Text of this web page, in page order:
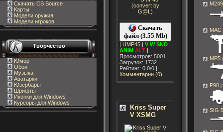
Скачать CS Source
Карты
Модели оружия
Модели игроков
Творчество
Юмор
Обои
Музыка
Аватарки
Юзербары
Шрифты
Иконки для Windows
Курсоры для Windows
Скачать
файл (3.55 Mb)
| UMP45 | V W SND
ANIM ALT |
Просмотров: 5001 |
Загрузок: 1732 |
Рейтинг: 0.0/0 |
Комментарии (0)
Kriss Super
V XSMG
M249
MP5
P90
SIG